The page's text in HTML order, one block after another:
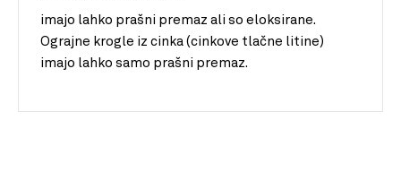
imajo lahko prašni premaz ali so eloksirane.
Ograjne krogle iz cinka (cinkove tlačne litine)
imajo lahko samo prašni premaz.